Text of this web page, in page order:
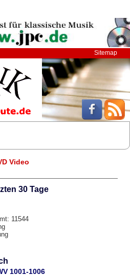
Sitemap
Video
30 Tage
11544
1001-1006